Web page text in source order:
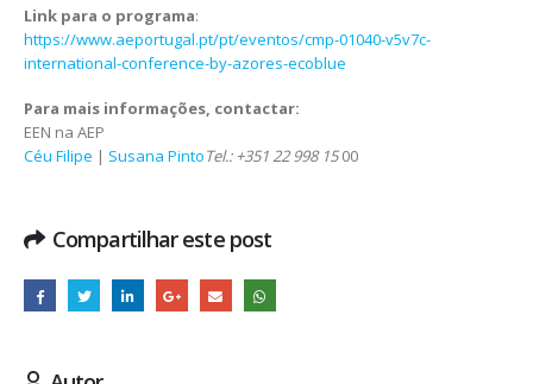
Link para o programa:
https://www.aeportugal.pt/pt/eventos/cmp-01040-v5v7c-
international-conference-by-azores-ecoblue
Para mais informações, contactar:
EEN na AEP
Céu Filipe | Susana PintoTel.: +351 22 998 1500
Compartilhar este post